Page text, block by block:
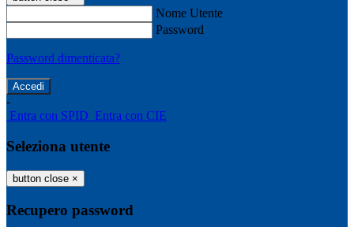
Nome Utente
Password
Password dimenticata?
-
Entra con SPID Entra con CIE
Seleziona utente
button close ×
Recupero password